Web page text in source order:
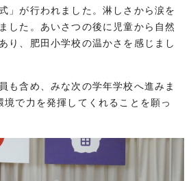
」が行われました。淋しさから涙を
した。あいさつの後に児童から自然
り、肥田小学校の温かさを感じまし
も含め、みな次の学年学校へ進みま
で力を発揮してくれることを願っ